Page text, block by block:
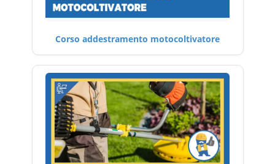
Corso addestramento motocoltivatore